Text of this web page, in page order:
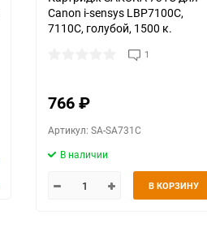
Canon i-sensys LBP7100C,
7110C, голубой, 1500 к.
1
766₽
Артикул: SA-SA731C
В наличии
В КОРЗИНУ